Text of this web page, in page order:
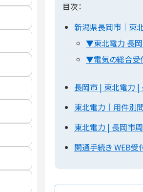
目次：
新潟県長岡市｜東
▼東北電力 長
▼電気の総合受
長岡市 | 東北電力 |
東北電力｜用件別
東北電力 | 長岡市
開通手続き WEB受